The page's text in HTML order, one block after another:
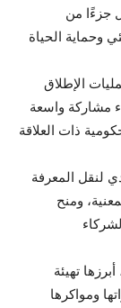
جزءًا من
وحماية الحياة
الإطلاق
مشاركة واسعة
ذات العلاقة
لنقل المعرفة
ومنح
أبرزها تهيئة
ومواكرها